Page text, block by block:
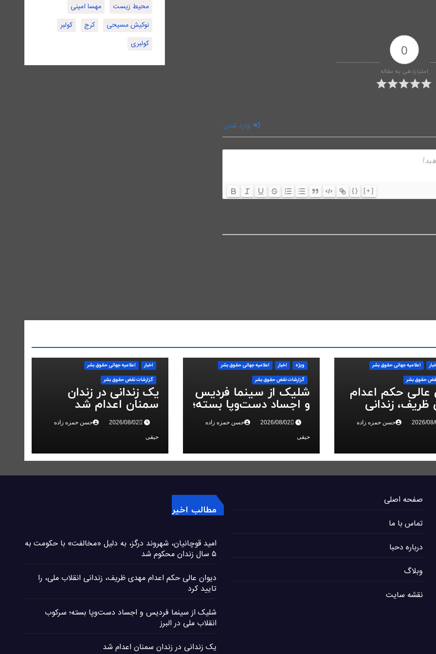
0
امتیازدهی به مقاله
وارد شدن
{} [+]
محیط زیست
مهسا امینی
نوکیش مسیحی
کرج
کولبر
کولبری
اعلاميه جهانی حقوق بشر
حقوق بشر
عالی حکم اعدام
زندانی
ملی، را تایید کرد
حسن حمزه زاده
ویژه اخبار
اعلاميه جهانی حقوق بشر
گزارشات نقض حقوق بشر
شلیک از سینما فردیس
و اجساد دست‌وپا بسته؛
سرکوب انقلاب ملی در
البرز حسن حمزه زاده
حیقی
اخبار
اعلاميه جهانی حقوق بشر
گزارشات نقض حقوق بشر
یک زندانی در زندان
سمنان اعدام شد
حسن حمزه زاده
حیقی
صفحه اصلی
تماس با ما
درباره دحبا
وبلاگ
نقشه سایت
مطالب اخیر
امید قوچانیان، شهروند درگز، به دلیل «مخالفت» با حکومت به
۵ سال زندان محکوم شد
دیوان عالی حکم اعدام مهدی ظریف، زندانی انقلاب ملی، را
تایید کرد
شلیک از سینما فردیس و اجساد دست‌وپا بسته؛ سرکوب
انقلاب ملی در البرز
یک زندانی در زندان سمنان اعدام شد